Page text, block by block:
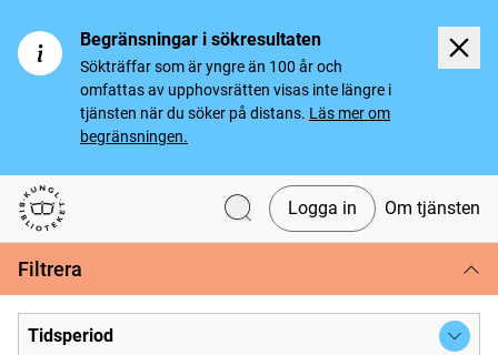
Begränsningar i sökresultaten
Sökträffar som är yngre än 100 år och
omfattas av upphovsrätten visas inte längre i
tjänsten när du söker på distans. Läs mer om
begränsningen.
Svenska tidningar
Logga in Om tjänsten
Filtrera
Tidsperiod